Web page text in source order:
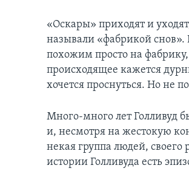
«Оскары» приходят и
называли «фабрикой снов».
похожим просто на
происходящее кажется
хочется проснуться. Но не
Много-много лет Голливуд
и, несмотря на жестокую
некая группа людей, своего
истории Голливуда есть